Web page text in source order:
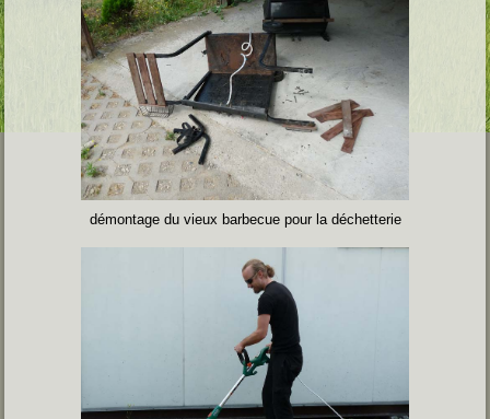
démontage du vieux barbecue pour la déchetterie